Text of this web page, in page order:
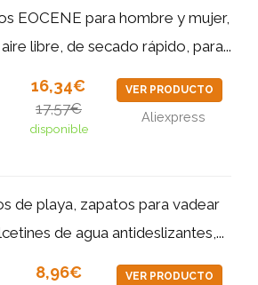
EOCENE para hombre y mujer,
libre, de secado rápido, para...
16,34€
17,57€
disponible
VER PRODUCTO
Aliexpress
de playa, zapatos para vadear
de agua antideslizantes,...
8,96€ VER PRODUCTO